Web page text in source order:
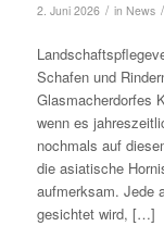
2. Juni 2026 / in News /
Schafen und
Glasmacherdorfes
wenn es
nochmals auf
die asiatische
aufmerksam. Jede
gesichtet wird, […]